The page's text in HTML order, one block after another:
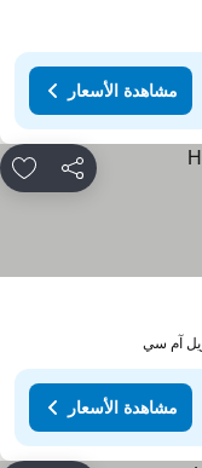
مشاهدة الأسعار
مشاركة
مشاهدة الأسعار